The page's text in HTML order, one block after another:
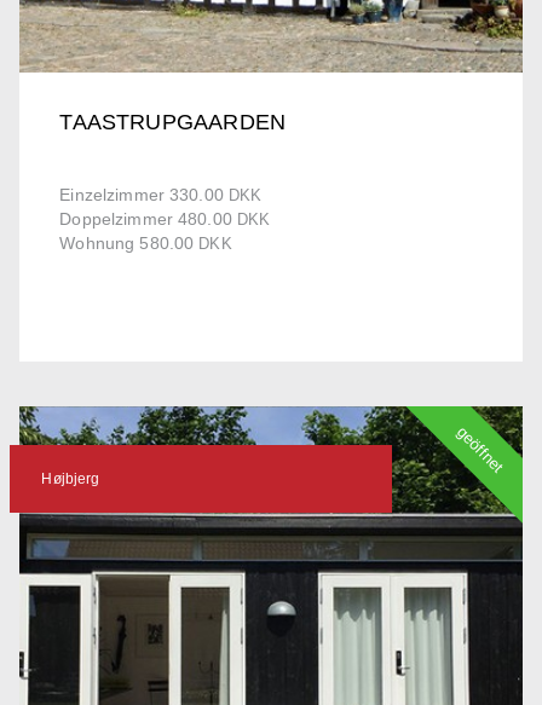
TAASTRUPGAARDEN
Einzelzimmer 330.00 DKK
Doppelzimmer 480.00 DKK
Wohnung 580.00 DKK
Højbjerg
geöffnet